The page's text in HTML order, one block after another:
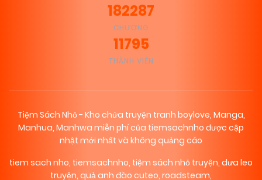
182287
CHƯƠNG
11795
THÀNH VIÊN
Tiệm Sách Nhỏ - Kho chứa truyện tranh boylove, Manga,
Manhua, Manhwa miễn phí của tiemsachnho được cập
nhật mới nhất và không quảng cáo
tiem sach nho, tiemsachnho, tiệm sách nhỏ truyện, dưa leo
truyện, quả anh đào cuteo, roadsteam,